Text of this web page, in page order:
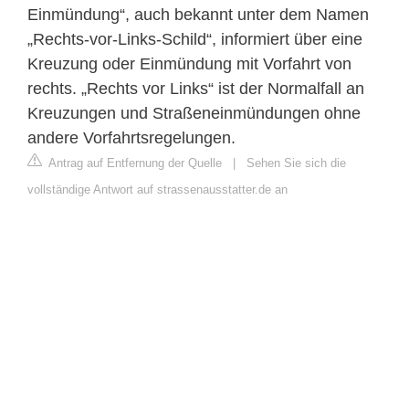
Einmündung“, auch bekannt unter dem Namen
„Rechts-vor-Links-Schild“, informiert über eine
Kreuzung oder Einmündung mit Vorfahrt von
rechts. „Rechts vor Links“ ist der Normalfall an
Kreuzungen und Straßeneinmündungen ohne
andere Vorfahrtsregelungen.
Antrag auf Entfernung der Quelle | Sehen Sie sich die
vollständige Antwort auf strassenausstatter.de an